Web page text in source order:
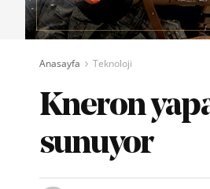
Anasayfa Teknoloji
Kneron
sunuyor